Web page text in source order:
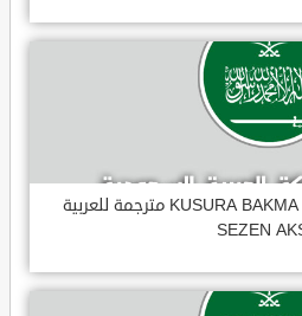
كلمات أغنية اعذرني التركية KUSURA BAKMA مترجمة للعربية